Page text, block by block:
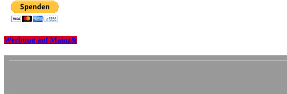
Werbung auf Mainz&